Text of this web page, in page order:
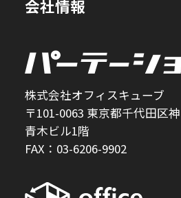
会社情報
株式会社オフィスキューブ
〒101-0063 東京都千代田区
青木ビル1階
FAX：03-6206-9902